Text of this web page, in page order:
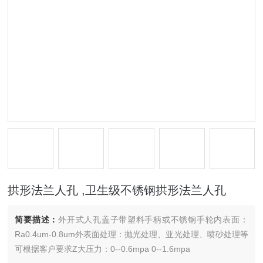
拱形法兰人孔 ,卫生级不锈钢拱形法兰人孔
简要描述：外开式人孔盖子带塑料手柄或不锈钢手轮内表面：
Ra0.4um-0.8um外表面处理：抛光处理、亚光处理、喷砂处理等
可根据客户要求Z大压力：0--0.6mpa 0--1.6mpa